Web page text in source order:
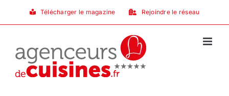
Télécharger le magazine Rejoindre le réseau